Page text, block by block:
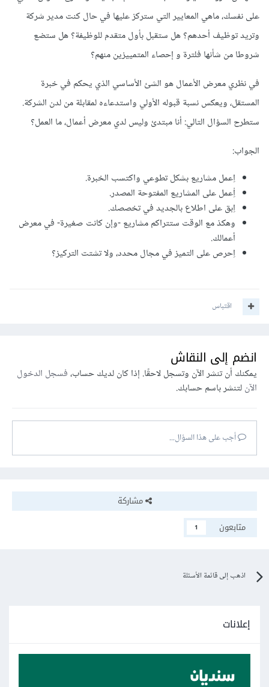
على نفسك، ماهي المعايير التي ستركز عليها في حال كنت مدير شركة
وتريد توظيف أحدهم؟ هل ستقبل بأول متقدم للوظيفة؟ هل ستضع
شروطا من شأنها فلترة و إحصاء المتمييزين منهم؟
في نظري معرض الأعمال هو الشئ الأساسي الذي يحكم في خبرة
المستقل، ويعكس نسبة قبوله الأولي واستدعاءه لمقابلة من لدن الشركة.
ستطرح السؤال التالي: أنا مبتدئ وليس لدي معرض أعمال، ما العمل؟
الجواب:
اِعمل مشاريع بشكل تطوعي واكتسب الخبرة.
اِْعمل على المشاريع المفتوحة المصدر.
اِبق على اطلاع بالجديد في تخصصك.
وهكذ مع الوقت ستتراكم مشاريع -وإن كانت صغيرة- في معرض
أعمالك.
اِحرص على التميز في مجال محدد، ولا تشتت التركيز؟
اقتباس
انضم إلى النقاش
يمكنك أن تنشر الآن وتسجل لاحقًا. إذا كان لديك حساب،فسجل الدخول
الآنلتنشر باسم حسابك.
أجب على هذا السؤال...
مشاركة
متابعون
1
اذهب إلى قائمة الأسئلة
إعلانات